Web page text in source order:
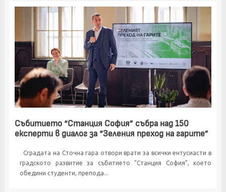
Събитието “Станция София” събра над 150
експерти в диалог за “Зеления преход на гарите”
Сградата на Сточна гара отвори врати за всички ентусиасти в
градското развитие за събитието “Станция София”, което
обедини студенти, препода...